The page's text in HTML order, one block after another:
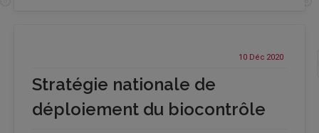
10 Déc 2020
Stratégie nationale de
déploiement du biocontrôle